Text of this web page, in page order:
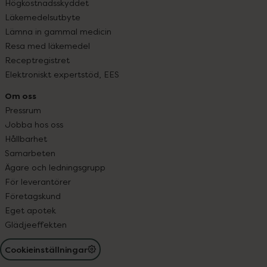
Högkostnadsskyddet
Läkemedelsutbyte
Lämna in gammal medicin
Resa med läkemedel
Receptregistret
Elektroniskt expertstöd, EES
Om oss
Pressrum
Jobba hos oss
Hållbarhet
Samarbeten
Ägare och ledningsgrupp
För leverantörer
Företagskund
Eget apotek
Glädjeeffekten
Cookieinställningar